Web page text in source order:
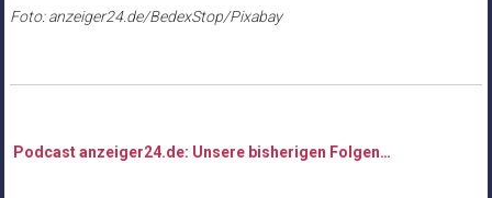
Foto: anzeiger24.de/BedexStop/Pixabay
Podcast anzeiger24.de: Unsere bisherigen Folgen…